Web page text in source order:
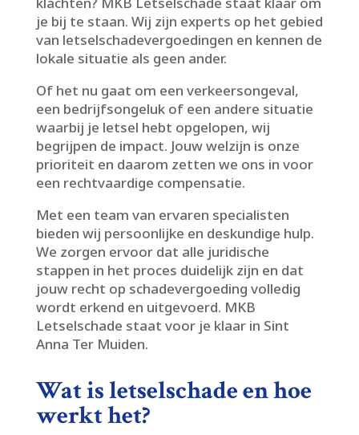
je bij te staan.​ Wij zijn experts op het gebied
van letselschadevergoedingen en kennen de
lokale situatie als geen ander.​
Of het nu gaat om een verkeersongeval,
een bedrijfsongeluk of een andere situatie
waarbij je letsel hebt opgelopen, wij
begrijpen de impact.​ Jouw welzijn is onze
prioriteit en daarom zetten we ons in voor
een rechtvaardige compensatie.​
Met een team van ervaren specialisten
bieden wij persoonlijke en deskundige hulp.​
We zorgen ervoor dat alle juridische
stappen in het proces duidelijk zijn en dat
jouw recht op schadevergoeding volledig
wordt erkend en uitgevoerd.​ MKB
Letselschade staat voor je klaar in Sint
Anna Ter Muiden.​
Wat is letselschade en hoe
werkt het?